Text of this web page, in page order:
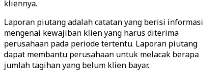
kliennya.
Laporan piutang adalah catatan yang berisi informasi
mengenai kewajiban klien yang harus diterima
perusahaan pada periode tertentu. Laporan piutang
dapat membantu perusahaan untuk melacak berapa
jumlah tagihan yang belum klien bayar.